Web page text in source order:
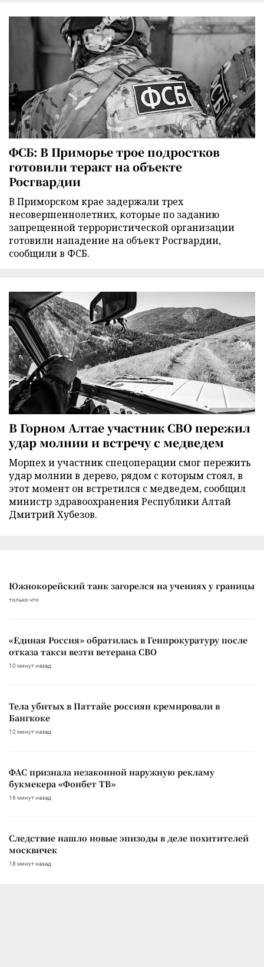
ФСБ: В Приморье трое подростков
готовили теракт на объекте
Росгвардии
В Приморском крае задержали трех
несовершеннолетних, которые по заданию
запрещенной террористической организации
готовили нападение на объект Росгвардии,
сообщили в ФСБ.
В Горном Алтае участник СВО пережил
удар молнии и встречу с медведем
Морпех и участник спецоперации смог пережить
удар молнии в дерево, рядом с которым стоял, в
этот момент он встретился с медведем, сообщил
министр здравоохранения Республики Алтай
Дмитрий Хубезов.
Южнокорейский танк загорелся на учениях у границы
только что
«Единая Россия» обратилась в Генпрокуратуру после
отказа такси везти ветерана СВО
10 минут назад
Тела убитых в Паттайе россиян кремировали в
Бангкоке
12 минут назад
ФАС признала незаконной наружную рекламу
букмекера «Фонбет ТВ»
16 минут назад
Следствие нашло новые эпизоды в деле похитителей
москвичек
18 минут назад